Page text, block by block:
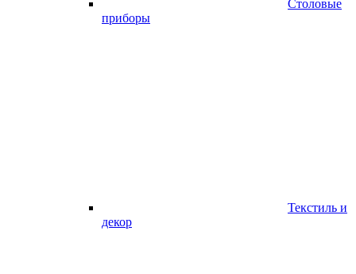
Столовые
приборы
Текстиль и
декор